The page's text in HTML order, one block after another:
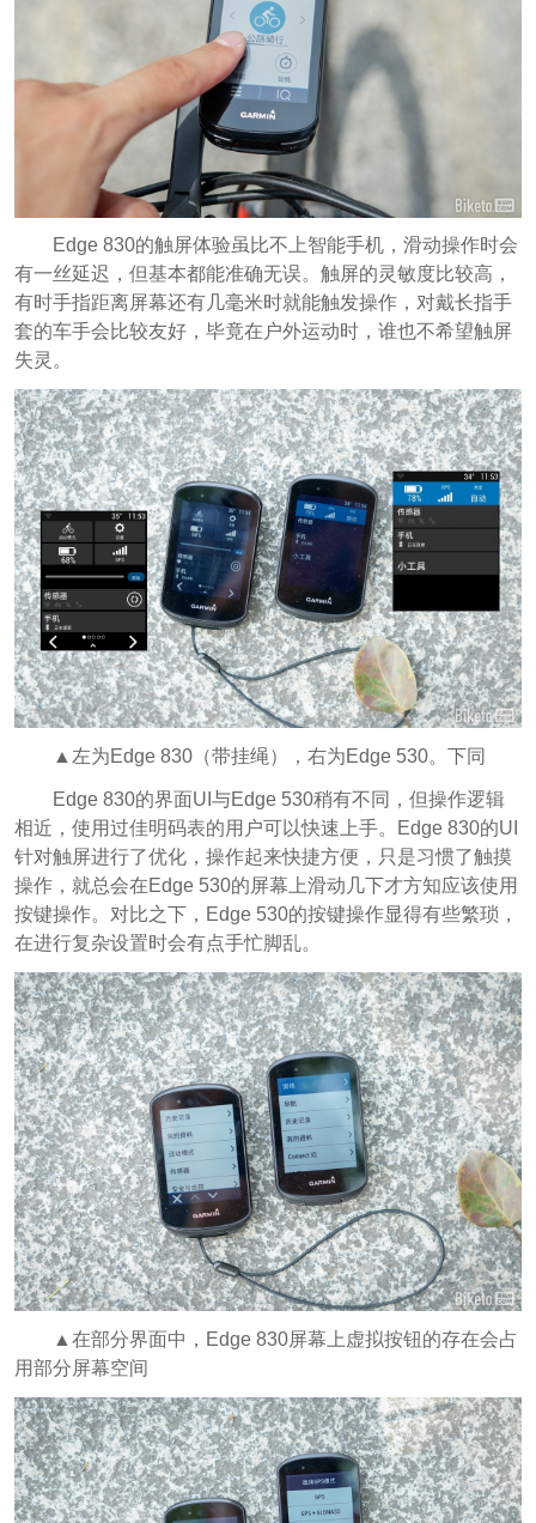
Edge 830的触屏体验虽比不上智能手机，滑动操作时会
有一丝延迟，但基本都能准确无误。触屏的灵敏度比较高，
有时手指距离屏幕还有几毫米时就能触发操作，对戴长指手
套的车手会比较友好，毕竟在户外运动时，谁也不希望触屏
失灵。
▲左为Edge 830（带挂绳），右为Edge 530。下同
Edge 830的界面UI与Edge 530稍有不同，但操作逻辑
相近，使用过佳明码表的用户可以快速上手。Edge 830的UI
针对触屏进行了优化，操作起来快捷方便，只是习惯了触摸
操作，就总会在Edge 530的屏幕上滑动几下才方知应该使用
按键操作。对比之下，Edge 530的按键操作显得有些繁琐，
在进行复杂设置时会有点手忙脚乱。
▲在部分界面中，Edge 830屏幕上虚拟按钮的存在会占
用部分屏幕空间